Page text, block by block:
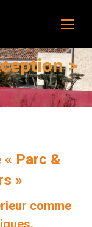
>
Parc &
»
comme